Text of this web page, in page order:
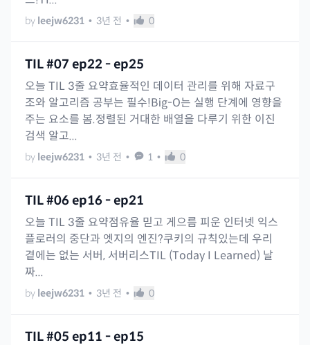
by leejw6231 • 3년 전 • 0
TIL #07 ep22 - ep25
오늘 TIL 3줄 요약효율적인 데이터 관리를 위해 자료구
조와 알고리즘 공부는 필수!Big-O는 실행 단계에 영향을
주는 요소를 봄.정렬된 거대한 배열을 다루기 위한 이진
검색 알고...
by leejw6231 • 3년 전 • 1 • 0
TIL #06 ep16 - ep21
오늘 TIL 3줄 요약점유율 믿고 게으름 피운 인터넷 익스
플로러의 중단과 엣지의 엔진?쿠키의 규칙있는데 우리
곁에는 없는 서버, 서버리스TIL (Today I Learned) 날
짜...
by leejw6231 • 3년 전 • 0
TIL #05 ep11 - ep15